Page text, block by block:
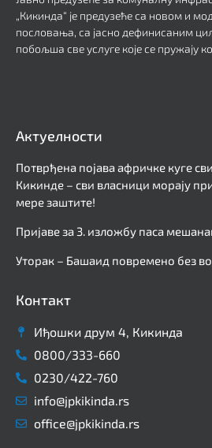
„Кикинда“ је предузеће са новом и
пословања, са јасно дефинисаним
побољша све услуге које се пружају
Актуелности
Потврђена појава афричке куге
Кикинде – сви власници морају
мере заштите!
Пријаве за 3. изложбу паса
Уторак – Башаид повремено без
Контакт
Иђошки друм 4, Кикинда
0800/333-660
0230/422-760
info@jpkikinda.rs
office@jpkikinda.rs